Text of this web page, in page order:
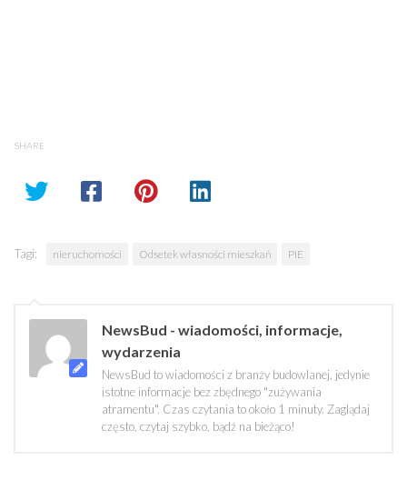
SHARE
Tagi: nieruchomości Odsetek własności mieszkań PIE
NewsBud - wiadomości, informacje,
wydarzenia
NewsBud to wiadomości z branży budowlanej, jedynie
istotne informacje bez zbędnego "zużywania
atramentu". Czas czytania to około 1 minuty. Zaglądaj
często, czytaj szybko, bądź na bieżąco!